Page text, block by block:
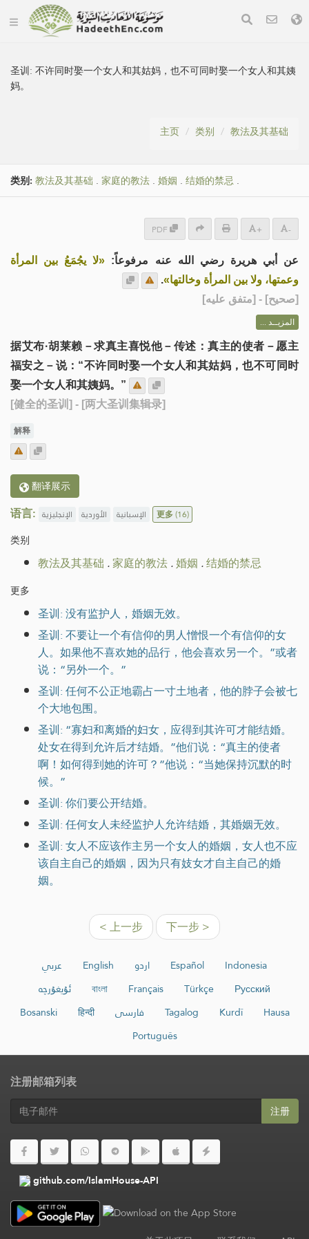
圣训:不许同时娶一个女人和其姑妈，也不可同时娶一个女人和其姨
妈。
主页 类别 教法及其基础
类别: 教法及其基础 . 家庭的教法 . 婚姻 . 结婚的禁忌 .
PDF + -
عن أبي هريرة رضي الله عنه مرفوعاً: «لا يجُمَعُ بين المرأة
وعمتها، ولا بين المرأة وخالتها».
[صحيح] - [متفق عليه]
المزيــد ...
据艾布·胡莱赖－求真主喜悦他－传述：真主的使者－愿主
福安之－说：“不许同时娶一个女人和其姑妈，也不可同时
娶一个女人和其姨妈。”
[健全的圣训] - [两大圣训集辑录]
解释
翻译展示
语言: الإنجليزية الأوردية الإسبانية 更多(16)
类别
教法及其基础 .家庭的教法.婚姻 .结婚的禁忌
更多
圣训: 没有监护人，婚姻无效。
圣训: 不要让一个有信仰的男人憎恨一个有信仰的女
人。如果他不喜欢她的品行，他会喜欢另一个。”或者
说：“另外一个。”
圣训: 任何不公正地霸占一寸土地者，他的脖子会被七
个大地包围。
圣训: “寡妇和离婚的妇女，应得到其许可才能结婚。
处女在得到允许后才结婚。”他们说：“真主的使者
啊！如何得到她的许可？”他说：“当她保持沉默的时
候。”
圣训: 你们要公开结婚。
圣训: 任何女人未经监护人允许结婚，其婚姻无效。
圣训: 女人不应该作主另一个女人的婚姻，女人也不应
该自主自己的婚姻，因为只有妓女才自主自己的婚
姻。
< 上一步 下一步 >
عربي English اردو Español
Indonesia
ئۇيغۇرچە
বাংলা Français Türkçe
Русский
Bosanski
हिन्दी فارسی Tagalog Kurdî
Hausa
Português
注册邮箱列表
注册
github.com/IslamHouse-API